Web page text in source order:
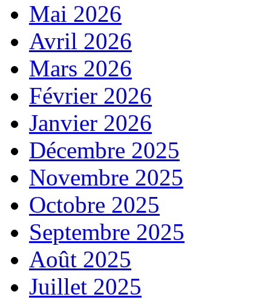
Mai 2026
Avril 2026
Mars 2026
Février 2026
Janvier 2026
Décembre 2025
Novembre 2025
Octobre 2025
Septembre 2025
Août 2025
Juillet 2025